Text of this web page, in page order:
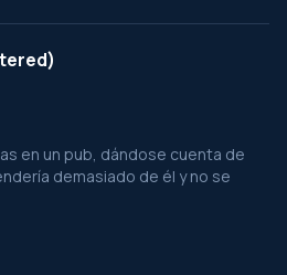
en un pub, dándose cuenta de
demasiado de él y no se